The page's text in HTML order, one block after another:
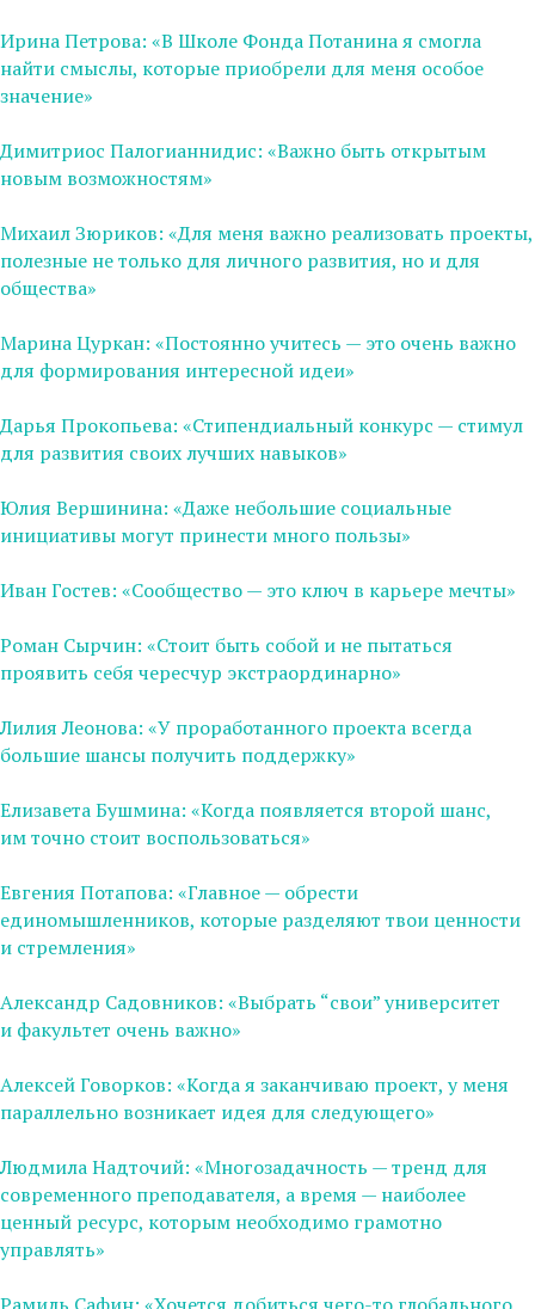
Ирина Петрова: «В Школе Фонда Потанина я смогла
найти смыслы, которые приобрели для меня особое
значение»
Димитриос Палогианнидис: «Важно быть открытым
новым возможностям»
Михаил Зюриков: «Для меня важно реализовать проекты,
полезные не только для личного развития, но и для
общества»
Марина Цуркан: «Постоянно учитесь — это очень важно
для формирования интересной идеи»
Дарья Прокопьева: «Стипендиальный конкурс — стимул
для развития своих лучших навыков»
Юлия Вершинина: «Даже небольшие социальные
инициативы могут принести много пользы»
Иван Гостев: «Сообщество — это ключ в карьере мечты»
Роман Сырчин: «Стоит быть собой и не пытаться
проявить себя чересчур экстраординарно»
Лилия Леонова: «У проработанного проекта всегда
большие шансы получить поддержку»
Елизавета Бушмина: «Когда появляется второй шанс,
им точно стоит воспользоваться»
Евгения Потапова: «Главное — обрести
единомышленников, которые разделяют твои ценности
и стремления»
Александр Садовников: «Выбрать “свои” университет
и факультет очень важно»
Алексей Говорков: «Когда я заканчиваю проект, у меня
параллельно возникает идея для следующего»
Людмила Надточий: «Многозадачность — тренд для
современного преподавателя, а время — наиболее
ценный ресурс, которым необходимо грамотно
управлять»